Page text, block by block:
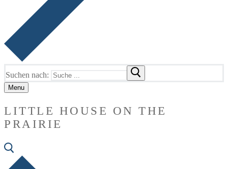
Suchen nach:
Menu
LITTLE HOUSE ON THE
PRAIRIE